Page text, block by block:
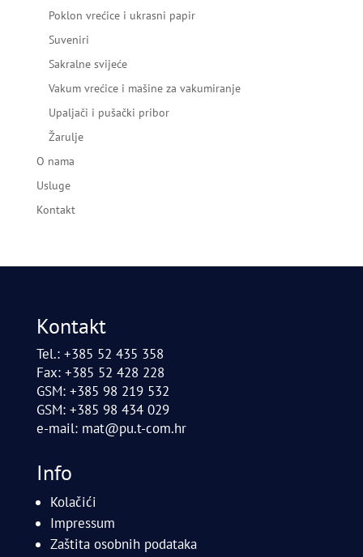
Poklon vrećice i ukrasni papir
Suveniri
Sakralne svijeće
Vakum vrećice i mašine za vakumiranje
Upaljači i pušački pribor
Žarulje
O nama
Usluge
Kontakt
Kontakt
Tel.: +385 52 435 358
Fax: +385 52 428 228
GSM: +385 98 219 532
GSM: +385 98 434 029
e-mail: mat@pu.t-com.hr
Info
Kolačići
Impressum
Zaštita osobnih podataka